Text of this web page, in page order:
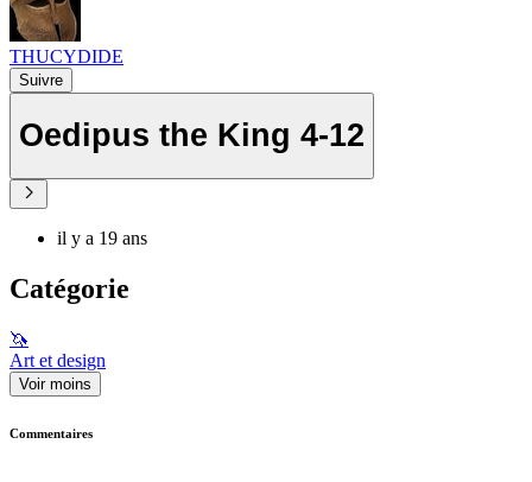
THUCYDIDE
Suivre
Oedipus the King 4-12
il y a 19 ans
Catégorie
🦄
Art et design
Voir moins
Commentaires